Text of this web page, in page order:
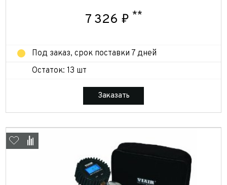
7 326 ₽ **
Под заказ, срок поставки 7 дней
Остаток: 13 шт
Заказать